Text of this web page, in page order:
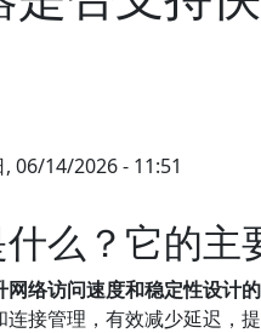
, 06/14/2026 - 11:51
么？它的主
络访问速度和稳定性设计
接管理，有效减少延迟，